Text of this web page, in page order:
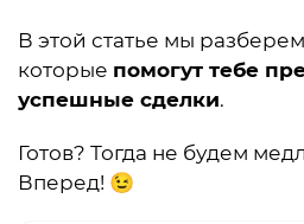
В этой статье мы
которые помогут тебе
успешные сделки.
Готов? Тогда не будем
Вперед! 😉